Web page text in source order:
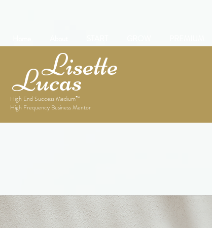
Lisette
Lucas
High End Success Medium™
High Frequency Business Mentor